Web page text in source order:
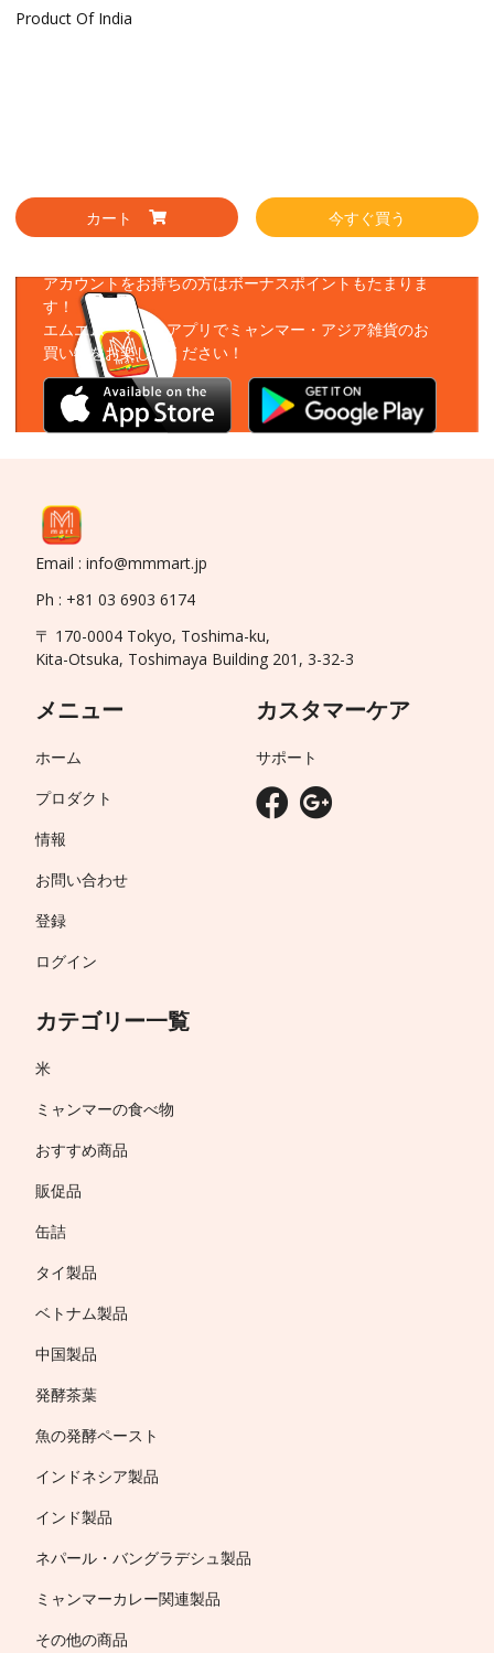
Product Of India
カート 今すぐ買う
アカウントをお持ちの方はボーナスポイントもたまりま
す！
エムエムーマートアプリでミャンマー・アジア雑貨のお
買い物をお楽しみください！
Email : info@mmmart.jp
Ph : +81 03 6903 6174
〒 170-0004 Tokyo, Toshima-ku,
Kita-Otsuka, Toshimaya Building 201, 3-32-3
メニュー
ホーム
プロダクト
情報
お問い合わせ
登録
ログイン
カテゴリー一覧
米
ミャンマーの食べ物
おすすめ商品
販促品
缶詰
タイ製品
ベトナム製品
中国製品
発酵茶葉
魚の発酵ペースト
インドネシア製品
インド製品
ネパール・バングラデシュ製品
ミャンマーカレー関連製品
その他の商品
カスタマーケア
サポート